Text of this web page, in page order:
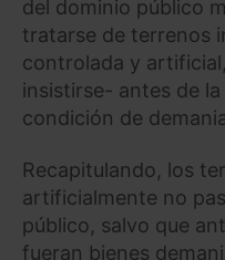
del dominio público
tratarse de terrenos
controlada y
insistirse- antes de
condición de
Recapitulando, los
artificialmente no
público, salvo que
fueran bienes